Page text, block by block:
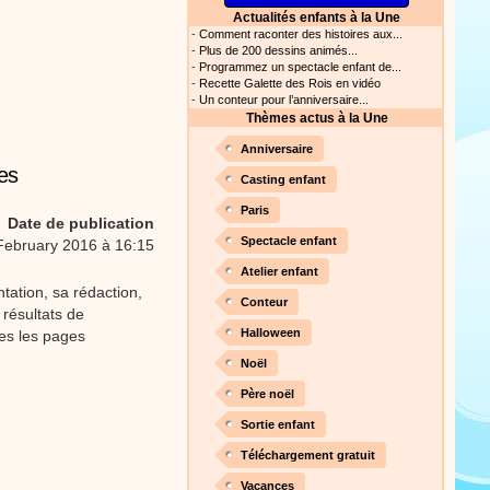
les parents, les
Atelier de peinture et de
simplement avec les
manuelle, dessins,
vidéo, un tutoriel
Date de publication
2016 à 16:15
sa rédaction,
de
les pages
Actualités enfants à la Une
- Comment raconter des histoires aux...
- Plus de 200 dessins animés...
- Programmez un spectacle enfant de...
- Recette Galette des Rois en vidéo
- Un conteur pour l’anniversaire...
Thèmes actus à la Une
Anniversaire
Casting enfant
Paris
Spectacle enfant
Atelier enfant
Conteur
Halloween
Noël
Père noël
Sortie enfant
Téléchargement gratuit
Vacances